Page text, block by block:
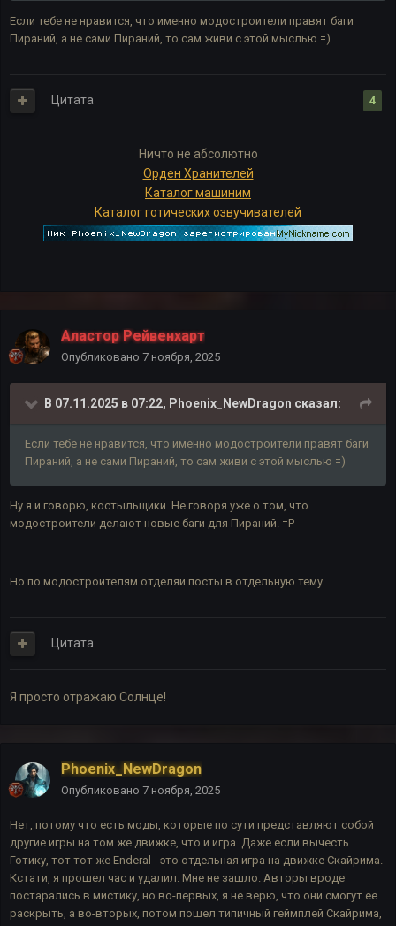
Если тебе не нравится, что именно модостроители правят баги
Пираний, а не сами Пираний, то сам живи с этой мыслью =)
4
Цитата
Ничто не абсолютно
Орден Хранителей
Каталог машиним
Каталог готических озвучивателей
Аластор Рейвенхарт
Опубликовано 7 ноября, 2025
В 07.11.2025 в 07:22, Phoenix_NewDragon сказал:
Если тебе не нравится, что именно модостроители правят баги
Пираний, а не сами Пираний, то сам живи с этой мыслью =)
Ну я и говорю, костыльщики. Не говоря уже о том, что
модостроители делают новые баги для Пираний. =Р
Но по модостроителям отделяй посты в отдельную тему.
Цитата
Я просто отражаю Солнце!
Phoenix_NewDragon
Опубликовано 7 ноября, 2025
Нет, потому что есть моды, которые по сути представляют собой
другие игры на том же движке, что и игра. Даже если вычесть
Готику, тот тот же Enderal - это отдельная игра на движке Скайрима.
Кстати, я прошел час и удалил. Мне не зашло. Авторы вроде
постарались в мистику, но во-первых, я не верю, что они смогут её
раскрыть, а во-вторых, потом пошел типичный геймплей Скайрима,